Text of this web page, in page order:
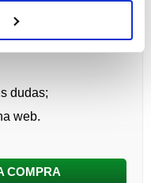
dudas;
web.
COMPRA